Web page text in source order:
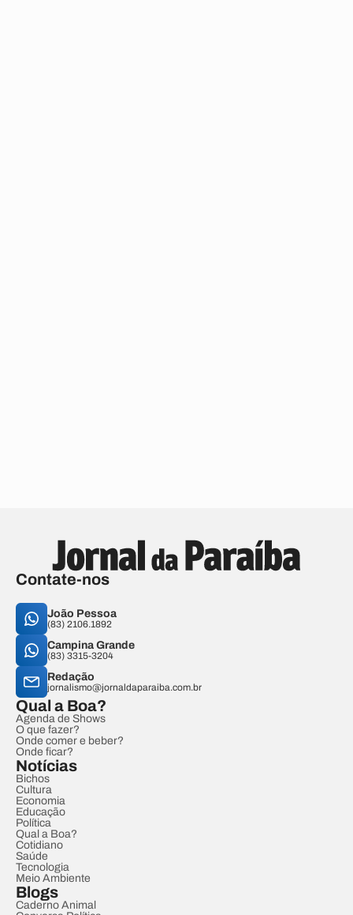
Contate-nos
João Pessoa
(83) 2106.1892
Campina Grande
(83) 3315-3204
Redação
jornalismo@jornaldaparaiba.com.br
Qual a Boa?
Agenda de Shows
O que fazer?
Onde comer e beber?
Onde ficar?
Notícias
Bichos
Cultura
Economia
Educação
Política
Qual a Boa?
Cotidiano
Saúde
Tecnologia
Meio Ambiente
Blogs
Caderno Animal